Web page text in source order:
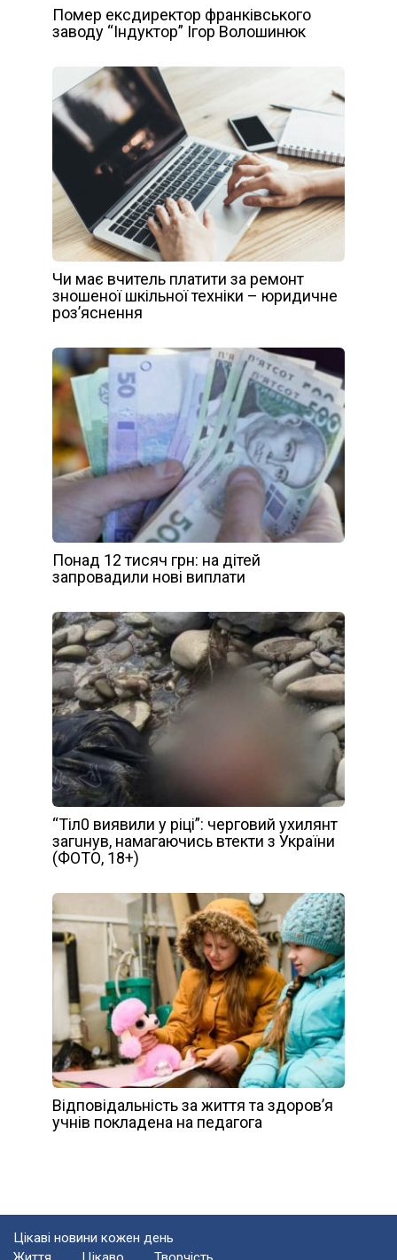
Помер ексдиректор франківського
заводу “Індуктор” Ігор Волошинюк
Чи має вчитель платити за ремонт
зношеної шкільної техніки – юридичне
розʼяснення
Понад 12 тисяч грн: на дітей
запровадили нові виплати
“Тіл0 виявили у ріці”: черговий ухилянт
загuнув, намагаючись втекти з України
(ФОТО, 18+)
Відповідальність за життя та здоров’я
учнів покладена на педагога
Цікаві новини кожен день